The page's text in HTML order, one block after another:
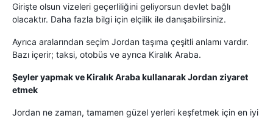
Girişte olsun vizeleri geçerliliğini geliyorsun devlet bağlı
olacaktır. Daha fazla bilgi için elçilik ile danışabilirsiniz.
Ayrıca aralarından seçim Jordan taşıma çeşitli anlamı vardır.
Bazı içerir; taksi, otobüs ve ayrıca Kiralık Araba.
Şeyler yapmak ve Kiralık Araba kullanarak Jordan ziyaret
etmek
Jordan ne zaman, tamamen güzel yerleri keşfetmek için en iyi